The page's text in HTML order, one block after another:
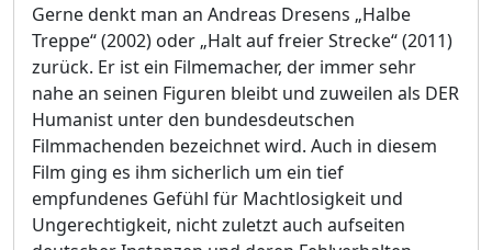
Gerne denkt man an Andreas Dresens „Halbe
Treppe“ (2002) oder „Halt auf freier Strecke“ (2011)
zurück. Er ist ein Filmemacher, der immer sehr
nahe an seinen Figuren bleibt und zuweilen als DER
Humanist unter den bundesdeutschen
Filmmachenden bezeichnet wird. Auch in diesem
Film ging es ihm sicherlich um ein tief
empfundenes Gefühl für Machtlosigkeit und
Ungerechtigkeit, nicht zuletzt auch aufseiten